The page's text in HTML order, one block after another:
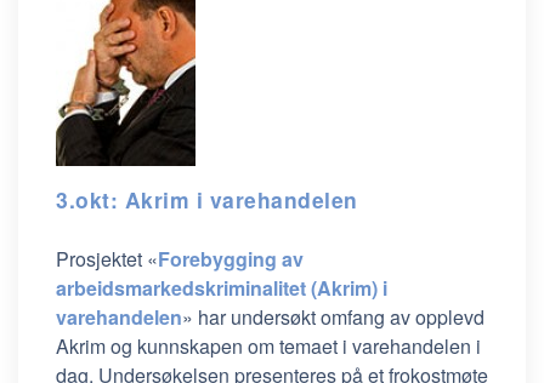
3.okt: Akrim i varehandelen
Prosjektet «Forebygging av
arbeidsmarkedskriminalitet (Akrim) i
varehandelen» har undersøkt omfang av opplevd
Akrim og kunnskapen om temaet i varehandelen i
dag. Undersøkelsen presenteres på et frokostmøte